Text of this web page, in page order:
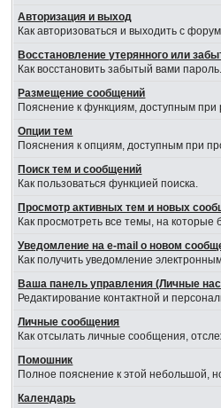
Авторизация и выход
Как авторизоваться и выходить с
Восстановление утерянного или
Как восстановить забытый вами пароль.
Размещение сообщений
Пояснение к функциям, доступным
Опции тем
Пояснения к опциям, доступным при
Поиск тем и сообщений
Как пользоваться функцией поиска.
Просмотр активных тем и новых
Как просмотреть все темы, на
Уведомление на е-mail о новом
Как получить уведомление
Ваша панель управления (Личные
Редактирование контактной и
Личные сообщения
Как отсылать личные сообщения,
Помошник
Полное пояснение к этой небольшой,
Календарь